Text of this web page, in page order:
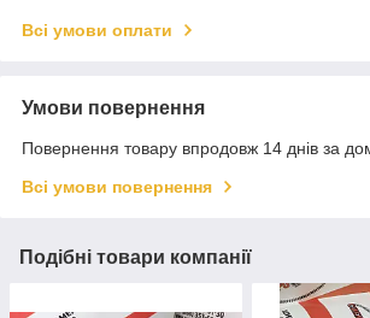
Всі умови оплати
Умови повернення
Повернення товару впродовж 14 днів за
Всі умови повернення
Подібні товари компанії